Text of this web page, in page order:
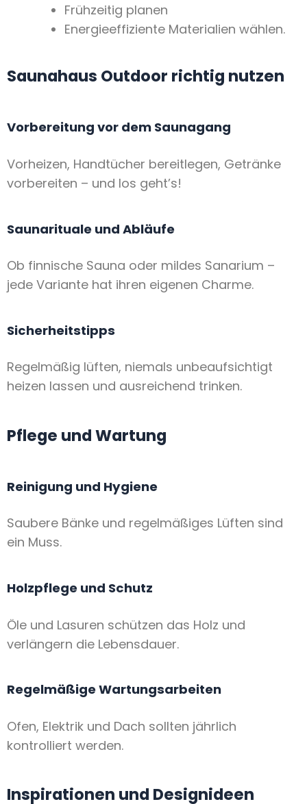
Frühzeitig planen
Energieeffiziente Materialien wählen.
Saunahaus Outdoor richtig nutzen
Vorbereitung vor dem Saunagang
Vorheizen, Handtücher bereitlegen, Getränke
vorbereiten – und los geht’s!
Saunarituale und Abläufe
Ob finnische Sauna oder mildes Sanarium –
jede Variante hat ihren eigenen Charme.
Sicherheitstipps
Regelmäßig lüften, niemals unbeaufsichtigt
heizen lassen und ausreichend trinken.
Pflege und Wartung
Reinigung und Hygiene
Saubere Bänke und regelmäßiges Lüften sind
ein Muss.
Holzpflege und Schutz
Öle und Lasuren schützen das Holz und
verlängern die Lebensdauer.
Regelmäßige Wartungsarbeiten
Ofen, Elektrik und Dach sollten jährlich
kontrolliert werden.
Inspirationen und Designideen